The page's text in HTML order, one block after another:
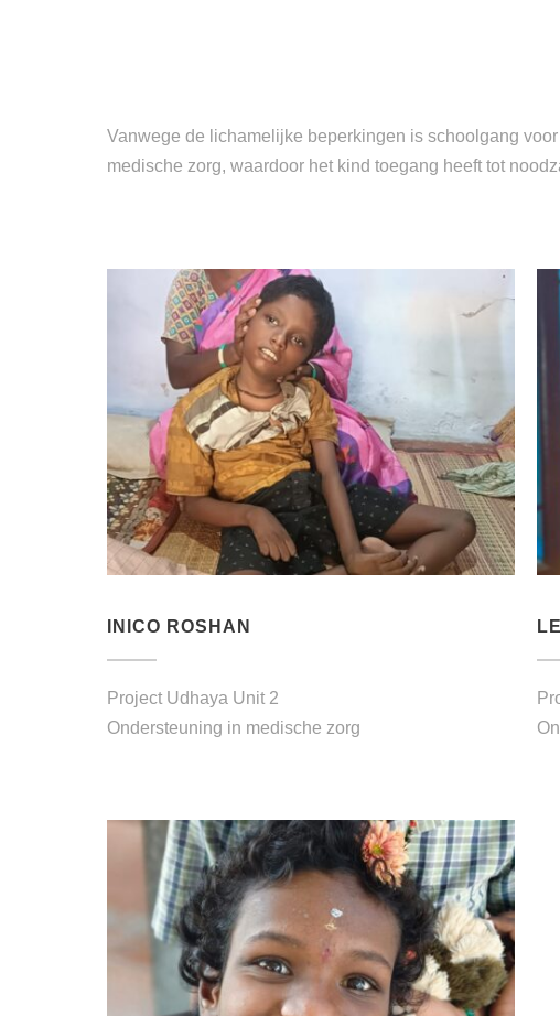
Vanwege de lichamelijke beperkingen is schoolgang
medische zorg, waardoor het kind toegang heeft tot
INICO ROSHAN
Project Udhaya Unit 2
Ondersteuning in medische zorg